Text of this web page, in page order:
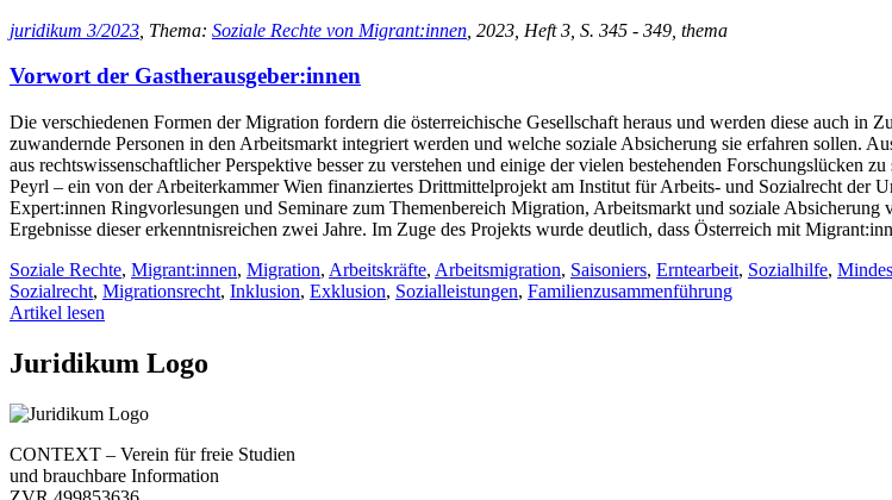
juridikum 3/2023 , Thema: Soziale Rechte von Migrant:innen , 2023, Heft 3, S. 345 - 349, thema
Vorwort der Gastherausgeber:innen
Die verschiedenen Formen der Migration fordern die österreichische Gesellschaft heraus und werden diese auch
zuwandernde Personen in den Arbeitsmarkt integriert werden und welche soziale Absicherung sie erfahren sollen.
aus rechtswissenschaftlicher Perspektive besser zu verstehen und einige der vielen bestehenden
Peyrl – ein von der Arbeiterkammer Wien finanziertes Drittmittelprojekt am Institut für Arbeits- und Sozialrecht der
Expert:innen Ringvorlesungen und Seminare zum Themenbereich Migration, Arbeitsmarkt und soziale
Ergebnisse dieser erkenntnisreichen zwei Jahre. Im Zuge des Projekts wurde deutlich, dass Österreich mit
Soziale Rechte, Migrant:innen, Migration, Arbeitskräfte, Arbeitsmigration, Saisoniers, Erntearbeit, Sozialhilfe,
Sozialrecht, Migrationsrecht, Inklusion, Exklusion, Sozialleistungen, Familienzusammenführung
Artikel lesen
Juridikum Logo
CONTEXT – Verein für freie Studien
und brauchbare Information